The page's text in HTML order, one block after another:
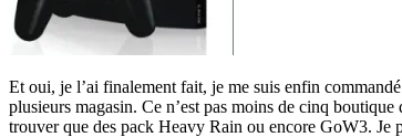
Et oui, je l’ai finalement fait, je me suis enfin
plusieurs magasin. Ce n’est pas moins de cinq
trouver que des pack Heavy Rain ou encore GoW3. Je